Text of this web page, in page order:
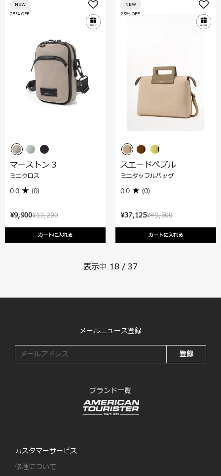
¥13,200
¥9,900
カートに入れる
25% OFF
NEW
マーストン 3
ミニクロス
0.0 (0)
¥49,500
¥37,125
カートに入れる
25% OFF
NEW
スエードぺブル
ミニダッフルバッグ
0.0 (0)
表示中 18 / 37
メールニュース登録
登録
ブランド一覧
カスタマーサービス
修理について